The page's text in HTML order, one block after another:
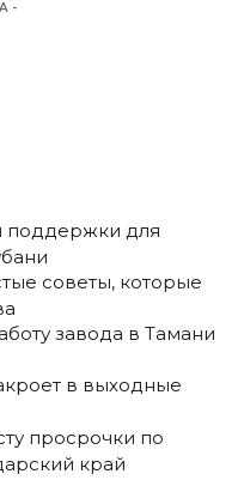
-
для
советы, которые
завода в Тамани
в выходные
просрочки по
край